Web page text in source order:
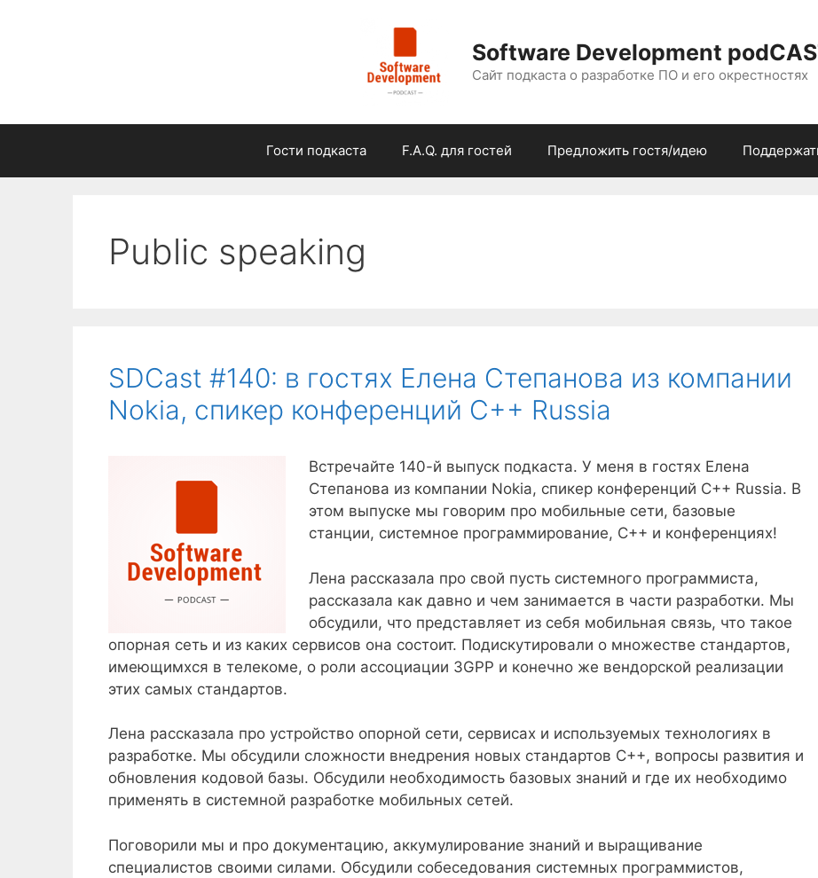
Software Development
Сайт подкаста о разработке ПО и его окрестностях
Гости подкаста F.A.Q. для гостей Предложить гостя/идею
Public speaking
SDCast #140: в гостях Елена Степанова из компании
Nokia, спикер конференций C++ Russia
Встречайте 140-й выпуск подкаста. У меня в гостях Елена
Степанова из компании Nokia, спикер конференций C++ Russia. В
этом выпуске мы говорим про мобильные сети, базовые
станции, системное программирование, С++ и конференциях!
Лена рассказала про свой пусть системного программиста,
рассказала как давно и чем занимается в части разработки. Мы
обсудили, что представляет из себя мобильная связь, что такое
опорная сеть и из каких сервисов она состоит. Подискутировали о множестве стандартов,
имеющимхся в телекоме, о роли ассоциации 3GPP и конечно же вендорской реализации
этих самых стандартов.
Лена рассказала про устройство опорной сети, сервисах и используемых технологиях в
разработке. Мы обсудили сложности внедрения новых стандартов С++, вопросы развития и
обновления кодовой базы. Обсудили необходимость базовых знаний и где их необходимо
применять в системной разработке мобильных сетей.
Поговорили мы и про документацию, аккумулирование знаний и выращивание
специалистов своими силами. Обсудили собеседования системных программистов,